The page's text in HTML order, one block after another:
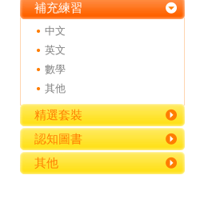
補充練習
中文
英文
數學
其他
精選套裝
認知圖書
其他